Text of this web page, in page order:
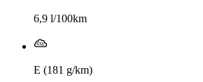
6,9 l/100km
E (181 g/km)